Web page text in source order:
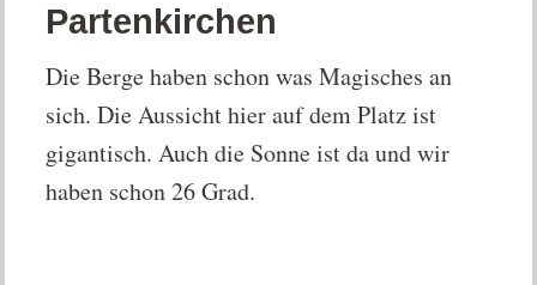
Partenkirchen
Die Berge haben schon was Magisches an
sich. Die Aussicht hier auf dem Platz ist
gigantisch. Auch die Sonne ist da und wir
haben schon 26 Grad.